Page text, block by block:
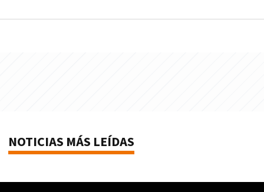
NOTICIAS MÁS LEÍDAS